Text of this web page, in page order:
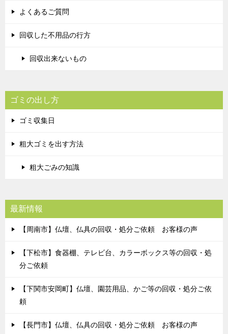
よくあるご質問
回収した不用品の行方
回収出来ないもの
ゴミの出し方
ゴミ収集日
粗大ゴミを出す方法
粗大ごみの知識
最新情報
【周南市】仏壇、仏具の回収・処分ご依頼 お客様の声
【下松市】食器棚、テレビ台、カラーボックス等の回収・処
分ご依頼
【下関市安岡町】仏壇、園芸用品、かご等の回収・処分ご依
頼
【長門市】仏壇、仏具の回収・処分ご依頼 お客様の声